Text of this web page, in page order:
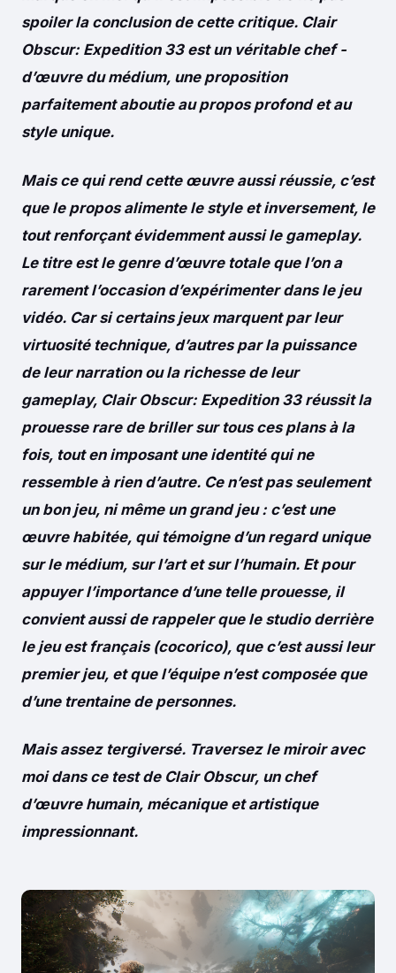
spoiler la conclusion de cette critique. Clair
Obscur: Expedition 33 est un véritable chef -
d’œuvre du médium, une proposition
parfaitement aboutie au propos profond et au
style unique.
Mais ce qui rend cette œuvre aussi réussie, c’est
que le propos alimente le style et inversement, le
tout renforçant évidemment aussi le gameplay.
Le titre est le genre d’œuvre totale que l’on a
rarement l’occasion d’expérimenter dans le jeu
vidéo. Car si certains jeux marquent par leur
virtuosité technique, d’autres par la puissance
de leur narration ou la richesse de leur
gameplay, Clair Obscur: Expedition 33 réussit la
prouesse rare de briller sur tous ces plans à la
fois, tout en imposant une identité qui ne
ressemble à rien d’autre. Ce n’est pas seulement
un bon jeu, ni même un grand jeu : c’est une
œuvre habitée, qui témoigne d’un regard unique
sur le médium, sur l’art et sur l’humain. Et pour
appuyer l’importance d’une telle prouesse, il
convient aussi de rappeler que le studio derrière
le jeu est français (cocorico), que c’est aussi leur
premier jeu, et que l’équipe n’est composée que
d’une trentaine de personnes.
Mais assez tergiversé. Traversez le miroir avec
moi dans ce test de Clair Obscur, un chef
d’œuvre humain, mécanique et artistique
impressionnant.